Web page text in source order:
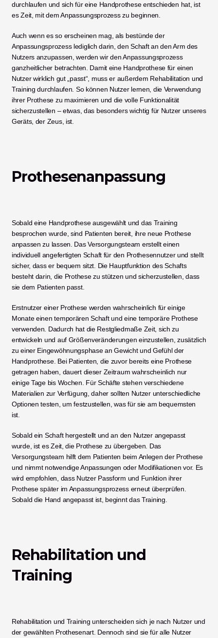
durchlaufen und sich für eine Handprothese entschieden hat, ist
es Zeit, mit dem Anpassungsprozess zu beginnen.
Auch wenn es so erscheinen mag, als bestünde der
Anpassungsprozess lediglich darin, den Schaft an den Arm des
Nutzers anzupassen, werden wir den Anpassungsprozess
ganzheitlicher betrachten. Damit eine Handprothese für einen
Nutzer wirklich gut „passt“, muss er außerdem Rehabilitation und
Training durchlaufen. So können Nutzer lernen, die Verwendung
ihrer Prothese zu maximieren und die volle Funktionalität
sicherzustellen – etwas, das besonders wichtig für Nutzer unseres
Geräts, der Zeus, ist.
Prothesenanpassung
Sobald eine Handprothese ausgewählt und das Training
besprochen wurde, sind Patienten bereit, ihre neue Prothese
anpassen zu lassen. Das Versorgungsteam erstellt einen
individuell angefertigten Schaft für den Prothesennutzer und stellt
sicher, dass er bequem sitzt. Die Hauptfunktion des Schafts
besteht darin, die Prothese zu stützen und sicherzustellen, dass
sie dem Patienten passt.
Erstnutzer einer Prothese werden wahrscheinlich für einige
Monate einen temporären Schaft und eine temporäre Prothese
verwenden. Dadurch hat die Restgliedmaße Zeit, sich zu
entwickeln und auf Größenveränderungen einzustellen, zusätzlich
zu einer Eingewöhnungsphase an Gewicht und Gefühl der
Handprothese. Bei Patienten, die zuvor bereits eine Prothese
getragen haben, dauert dieser Zeitraum wahrscheinlich nur
einige Tage bis Wochen. Für Schäfte stehen verschiedene
Materialien zur Verfügung, daher sollten Nutzer unterschiedliche
Optionen testen, um festzustellen, was für sie am bequemsten
ist.
Sobald ein Schaft hergestellt und an den Nutzer angepasst
wurde, ist es Zeit, die Prothese zu übergeben. Das
Versorgungsteam hilft dem Patienten beim Anlegen der Prothese
und nimmt notwendige Anpassungen oder Modifikationen vor. Es
wird empfohlen, dass Nutzer Passform und Funktion ihrer
Prothese später im Anpassungsprozess erneut überprüfen.
Sobald die Hand angepasst ist, beginnt das Training.
Rehabilitation und
Training
Rehabilitation und Training unterscheiden sich je nach Nutzer und
der gewählten Prothesenart. Dennoch sind sie für alle Nutzer